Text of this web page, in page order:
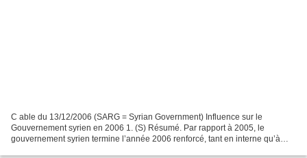
C able du 13/12/2006 (SARG = Syrian Government) Influence sur le
Gouvernement syrien en 2006 1. (S) Résumé. Par rapport à 2005, le
gouvernement syrien termine l’année 2006 renforcé, tant en interne qu’à